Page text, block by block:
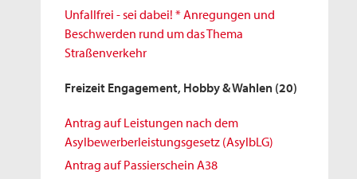
Unfallfrei - sei dabei! * Anregungen und
Beschwerden rund um das Thema
Straßenverkehr
Freizeit Engagement, Hobby & Wahlen (20)
Antrag auf Leistungen nach dem
Asylbewerberleistungsgesetz (AsylbLG)
Antrag auf Passierschein A38